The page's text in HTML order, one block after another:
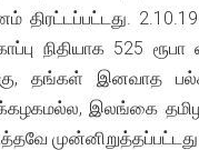
நிதியாக 525 ரூபா
தங்கள் இனவாத
இலங்கை